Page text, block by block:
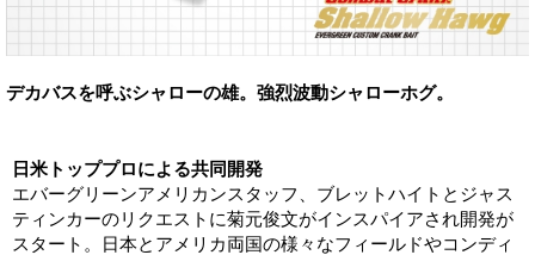
デカバスを呼ぶシャローの雄。強烈波動シャローホグ。
日米トッププロによる共同開発
エバーグリーンアメリカンスタッフ、ブレットハイトとジャス
ティンカーのリクエストに菊元俊文がインスパイアされ開発が
スタート。日本とアメリカ両国の様々なフィールドやコンディ